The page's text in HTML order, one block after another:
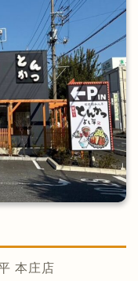
本庄店